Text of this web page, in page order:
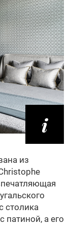
из
столика
патиной, а его